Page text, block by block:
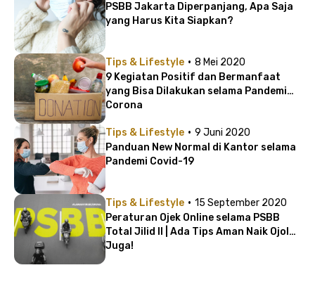
PSBB Jakarta Diperpanjang, Apa Saja
yang Harus Kita Siapkan?
Tips & Lifestyle · 8 Mei 2020
9 Kegiatan Positif dan Bermanfaat
yang Bisa Dilakukan selama Pandemi
Corona
Tips & Lifestyle · 9 Juni 2020
Panduan New Normal di Kantor selama
Pandemi Covid-19
Tips & Lifestyle · 15 September 2020
Peraturan Ojek Online selama PSBB
Total Jilid II | Ada Tips Aman Naik Ojol
Juga!